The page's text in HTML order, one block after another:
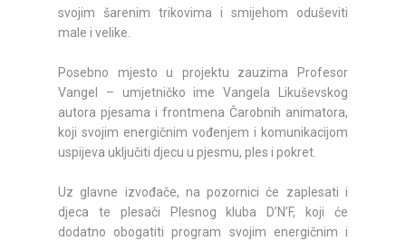
svojim šarenim trikovima i smijehom oduševiti
male i velike.
Posebno mjesto u projektu zauzima Profesor
Vangel – umjetničko ime Vangela Likuševskog
autora pjesama i frontmena Čarobnih animatora,
koji svojim energičnim vođenjem i komunikacijom
uspijeva uključiti djecu u pjesmu, ples i pokret.
Uz glavne izvođače, na pozornici će zaplesati i
djeca te plesači Plesnog kluba D’N’F, koji će
dodatno obogatiti program svojim energičnim i